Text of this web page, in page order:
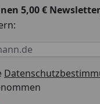
Biomaterial für
Stromverbrauch
außerdem
5,00 €